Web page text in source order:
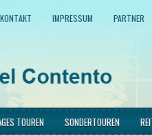
KONTAKT IMPRESSUM PARTNER
TOUREN SONDERTOUREN